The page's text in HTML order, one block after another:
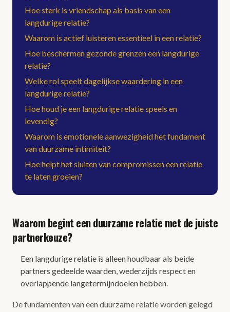
Hoe sterk is vriendschap als basis van een
langdurige relatie?
Waarom is actief luisteren essentieel in een relatie?
Hoe beschermen gezonde grenzen een langdurige
relatie?
Welke rol speelt dagelijkse waardering in een
langdurige relatie?
Hoe houd je een langdurige relatie speels en
levendig?
Waarom is emotionele aanwezigheid het fundament
van duurzame intimiteit?
Hoe helpt het sluiten van compromissen een relatie
te laten groeien?
Waarom begint een duurzame relatie met de juiste
partnerkeuze?
Een langdurige relatie is alleen houdbaar als beide
partners gedeelde waarden, wederzijds respect en
overlappende langetermijndoelen hebben.
De fundamenten van een duurzame relatie worden gelegd